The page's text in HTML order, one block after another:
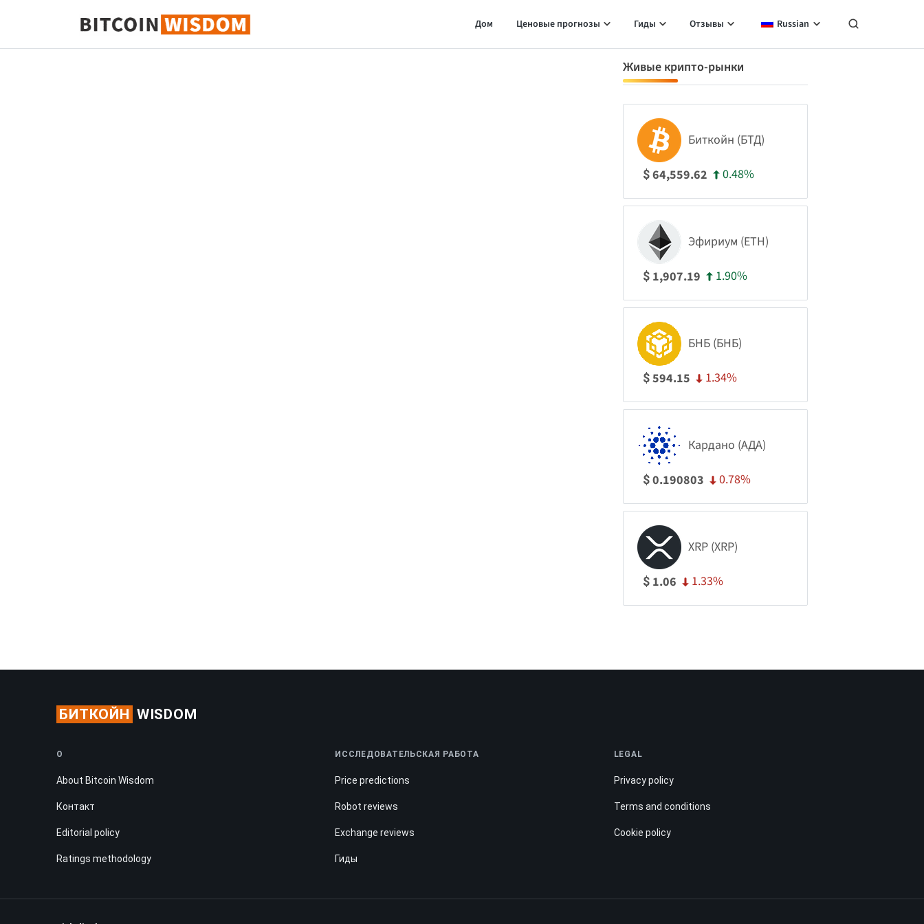
Биткойн Мудрость
Дом Ценовые прогнозы Гиды Отзывы Russian
Живые крипто-рынки
Биткойн (БТД)
$64,559.62 0.48%
Эфириум (ETH)
$ 1,907.19 1.90%
БНБ (БНБ)
$594.15 1.34%
Кардано (АДА)
$0.190803 0.78%
XRP (XRP)
$ 1.06 1.33%
БИТКОЙН WISDOM
О
About Bitcoin Wisdom
Контакт
Editorial policy
Ratings methodology
ИССЛЕДОВАТЕЛЬСКАЯ РАБОТА
Price predictions
Robot reviews
Exchange reviews
Гиды
LEGAL
Privacy policy
Terms and conditions
Cookie policy